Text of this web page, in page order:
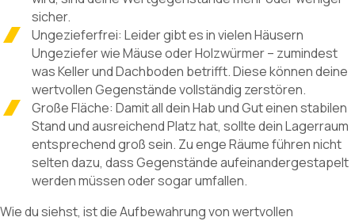
sicher.
Ungezieferfrei: Leider gibt es in vielen Häusern
Ungeziefer wie Mäuse oder Holzwürmer – zumindest
was Keller und Dachboden betrifft. Diese können deine
wertvollen Gegenstände vollständig zerstören.
Große Fläche: Damit all dein Hab und Gut einen stabilen
Stand und ausreichend Platz hat, sollte dein Lagerraum
entsprechend groß sein. Zu enge Räume führen nicht
selten dazu, dass Gegenstände aufeinandergestapelt
werden müssen oder sogar umfallen.
Wie du siehst, ist die Aufbewahrung von wertvollen